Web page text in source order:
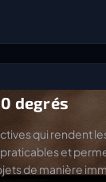
degrés
qui rendent
et
de manière